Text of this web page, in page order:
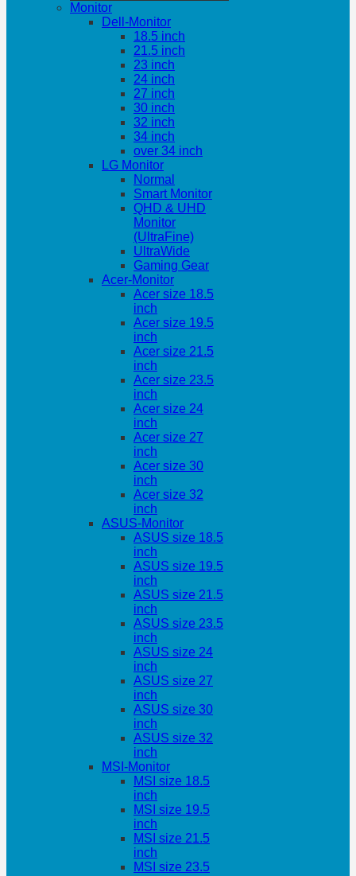
Monitor
Dell-Monitor
18.5 inch
21.5 inch
23 inch
24 inch
27 inch
30 inch
32 inch
34 inch
over 34 inch
LG Monitor
Normal
Smart Monitor
QHD & UHD
Monitor
(UltraFine)
UltraWide
Gaming Gear
Acer-Monitor
Acer size 18.5
inch
Acer size 19.5
inch
Acer size 21.5
inch
Acer size 23.5
inch
Acer size 24
inch
Acer size 27
inch
Acer size 30
inch
Acer size 32
inch
ASUS-Monitor
ASUS size 18.5
inch
ASUS size 19.5
inch
ASUS size 21.5
inch
ASUS size 23.5
inch
ASUS size 24
inch
ASUS size 27
inch
ASUS size 30
inch
ASUS size 32
inch
MSI-Monitor
MSI size 18.5
inch
MSI size 19.5
inch
MSI size 21.5
inch
MSI size 23.5